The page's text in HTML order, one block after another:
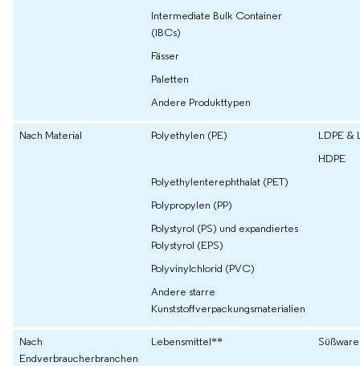
Intermediate Bulk Container
(IBCs)
Fässer
Paletten
Andere Produkttypen
Nach Material Polyethylen (PE)
LDPE &
HDPE
Polyethylenterephthalat (PET)
Polypropylen (PP)
Polystyrol (PS) und expandiertes
Polystyrol (EPS)
Polyvinylchlorid (PVC)
Andere starre
Kunststoffverpackungsmaterialien
Nach
Endverbraucherbranchen
Lebensmittel**